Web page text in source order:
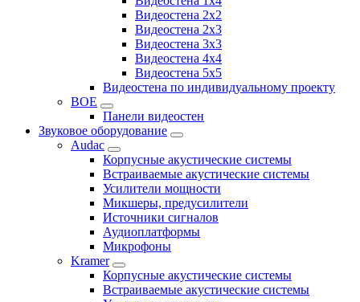
Видеостена 2x2
Видеостена 2x3
Видеостена 3x3
Видеостена 4x4
Видеостена 5x5
Видеостена по индивидуальному проекту
BOE
Панели видеостен
Звуковое оборудование
Audac
Корпусные акустические системы
Встраиваемые акустические системы
Усилители мощности
Микшеры, предусилители
Источники сигналов
Аудиоплатформы
Микрофоны
Kramer
Корпусные акустические системы
Встраиваемые акустические системы